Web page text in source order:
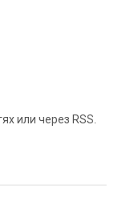
или через RSS.